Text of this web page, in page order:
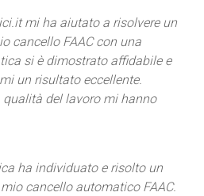
mi ha aiutato a risolvere un
cancello FAAC con una
si è dimostrato affidabile e
un risultato eccellente.
qualità del lavoro mi hanno
ha individuato e risolto un
cancello automatico FAAC.